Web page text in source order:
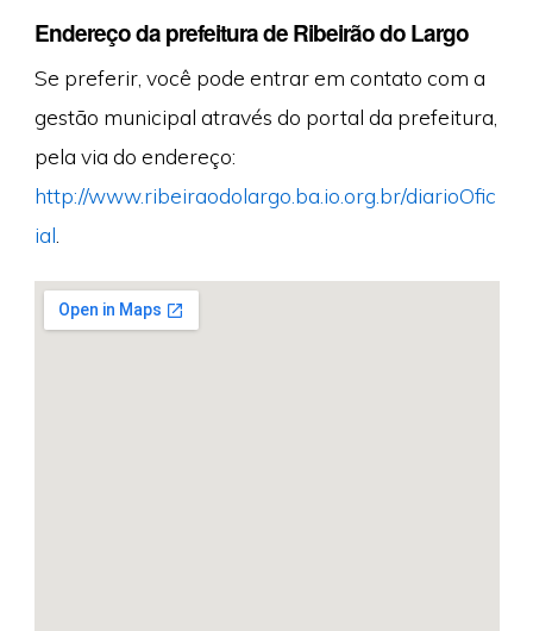
Endereço da prefeitura de Ribeirão do Largo
Se preferir, você pode entrar em contato com a
gestão municipal através do portal da prefeitura,
pela via do endereço:
http://www.ribeiraodolargo.ba.io.org.br/diarioOfic
ial